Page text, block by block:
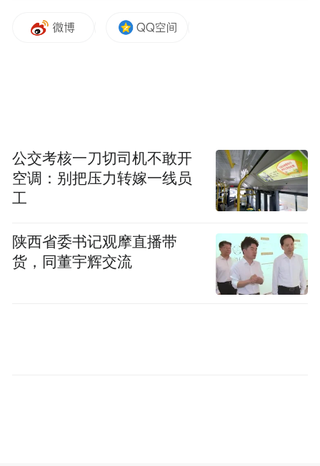
名）“体贴”地劝导。“真要被发现了，你每天
此后，带着“任务”上班的胡惠，每天都打起
精神，伺机而动。还常常主动加班，最后一
个离开，成了同事眼里最有责任心的伙伴。
赏，也很信任，不仅如此，店内的盘点，都
让胡惠执行……
公交考核一刀切司机不敢开
空调：别把压力转嫁一线员
工
陕西省委书记观摩直播带
货，同董宇辉交流